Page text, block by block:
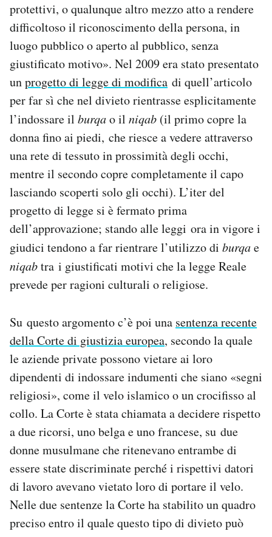
protettivi, o qualunque altro mezzo atto a rendere
difficoltoso il riconoscimento della persona, in
luogo pubblico o aperto al pubblico, senza
giustificato motivo». Nel 2009 era stato presentato
unprogetto di legge di modifica di quell’articolo
per far sì che nel divieto rientrasse esplicitamente
l’indossare il burqao il niqab (il primo copre la
donna fino ai piedi, che riesce a vedere attraverso
una rete di tessuto in prossimità degli occhi,
mentre il secondo copre completamente il capo
lasciando scoperti solo gli occhi). L’iter del
progetto di legge si è fermato prima
dell’approvazione; stando alle leggi ora in vigore i
giudici tendono a far rientrare l’utilizzo di burqae
niqabtra i giustificati motivi che la legge Reale
prevede per ragioni culturali o religiose.
Su questo argomento c’è poi una sentenza recente
della Corte di giustizia europea, secondo la quale
le aziende private possono vietare ai loro
dipendenti di indossare indumenti che siano «segni
religiosi», come il velo islamico o un crocifisso al
collo. La Corte è stata chiamata a decidere rispetto
a due ricorsi, uno belga e uno francese, su due
donne musulmane che ritenevano entrambe di
essere state discriminate perché i rispettivi datori
di lavoro avevano vietato loro di portare il velo.
Nelle due sentenze la Corte ha stabilito un quadro
preciso entro il quale questo tipo di divieto può